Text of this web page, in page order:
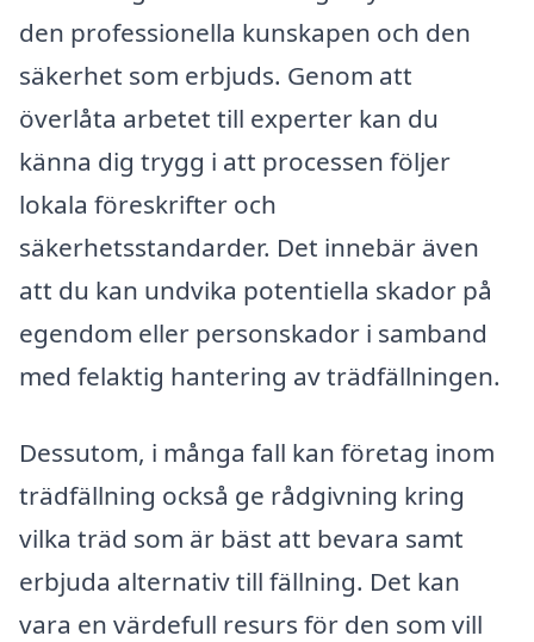
den professionella kunskapen och den
säkerhet som erbjuds. Genom att
överlåta arbetet till experter kan du
känna dig trygg i att processen följer
lokala föreskrifter och
säkerhetsstandarder. Det innebär även
att du kan undvika potentiella skador på
egendom eller personskador i samband
med felaktig hantering av trädfällningen.
Dessutom, i många fall kan företag inom
trädfällning också ge rådgivning kring
vilka träd som är bäst att bevara samt
erbjuda alternativ till fällning. Det kan
vara en värdefull resurs för den som vill